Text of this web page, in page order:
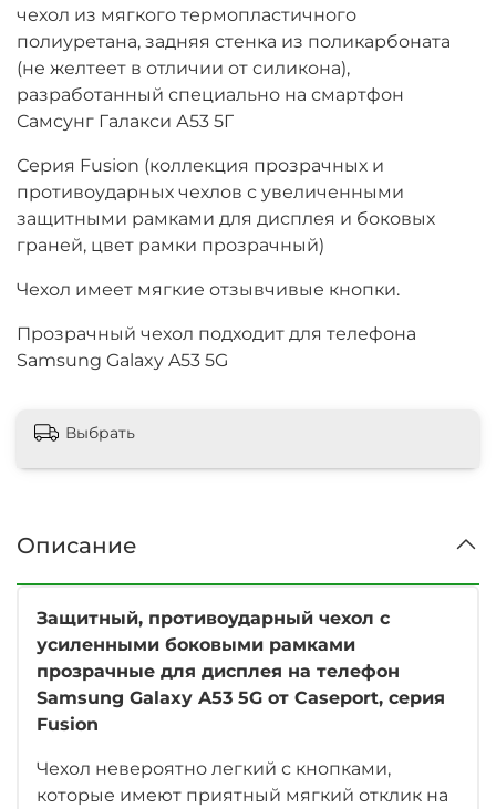
чехол из мягкого термопластичного
полиуретана, задняя стенка из поликарбоната
(не желтеет в отличии от силикона),
разработанный специально на смартфон
Самсунг Галакси А53 5Г
Серия Fusion (коллекция прозрачных и
противоударных чехлов с увеличенными
защитными рамками для дисплея и боковых
граней, цвет рамки прозрачный)
Чехол имеет мягкие отзывчивые кнопки.
Прозрачный чехол подходит для телефона
Samsung Galaxy A53 5G
Выбрать
Описание
Защитный, противоударный чехол с
усиленными боковыми рамками
прозрачные для дисплея на телефон
Samsung Galaxy A53 5G от Caseport, серия
Fusion
Чехол невероятно легкий с кнопками,
которые имеют приятный мягкий отклик на